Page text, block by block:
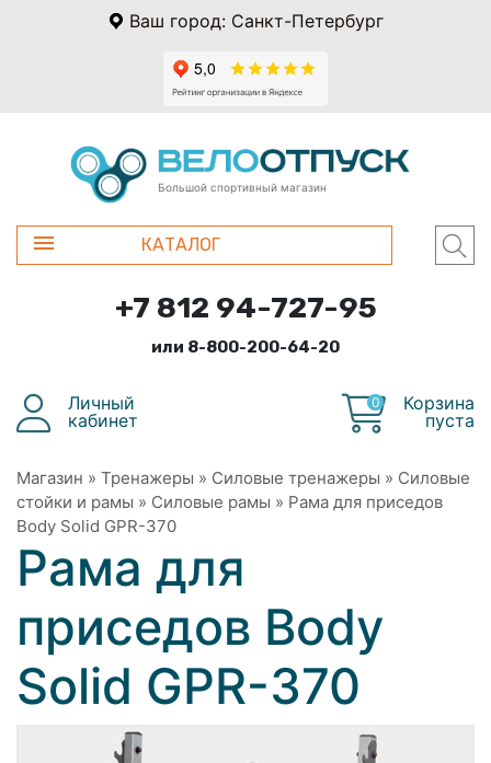
Ваш город: Санкт-Петербург
Большой спортивный магазин
КАТАЛОГ
+7 812 94-727-95
или 8-800-200-64-20
Личный
кабинет
0
Корзина
пуста
Магазин » Тренажеры » Силовые тренажеры » Силовые
стойки и рамы » Силовые рамы » Рама для приседов
Body Solid GPR-370
Рама для
приседов Body
Solid GPR-370